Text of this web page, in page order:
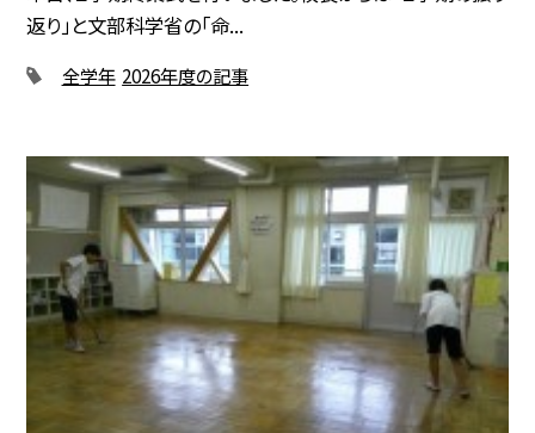
返り」と文部科学省の「命...
全学年 2026年度の記事